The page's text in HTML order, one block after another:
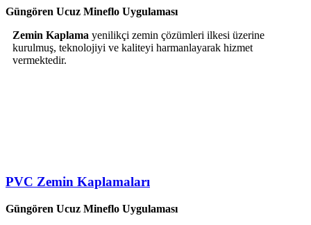
Güngören Ucuz Mineflo Uygulaması
Zemin Kaplama yenilikçi zemin çözümleri ilkesi üzerine
kurulmuş, teknolojiyi ve kaliteyi harmanlayarak hizmet
vermektedir.
PVC Zemin Kaplamaları
Güngören Ucuz Mineflo Uygulaması